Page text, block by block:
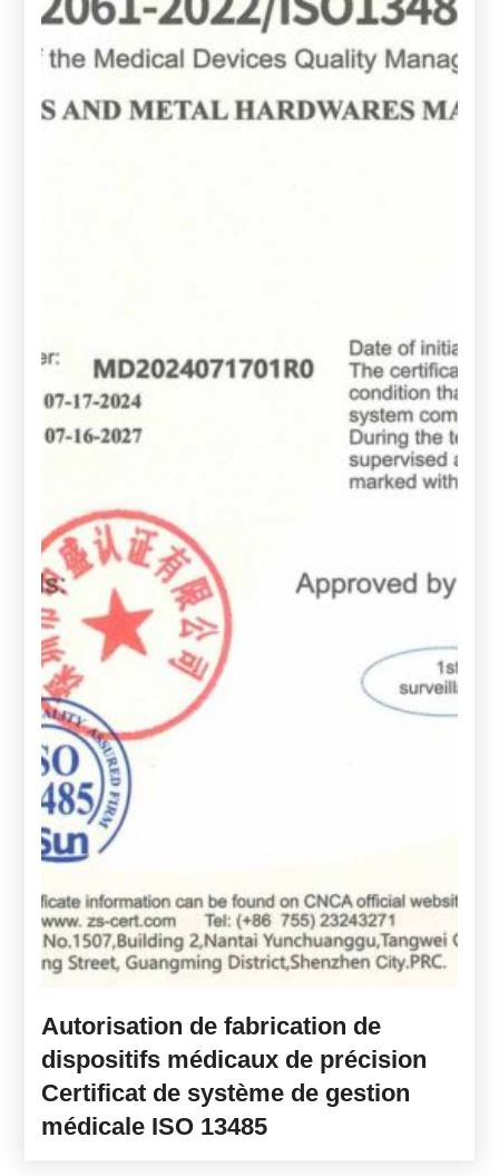
Autorisation de fabrication de
dispositifs médicaux de précision
Certificat de système de gestion
médicale ISO 13485